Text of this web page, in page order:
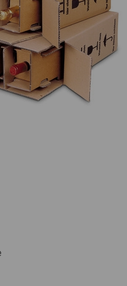
di terze parti per
Questo servizio può
Accetta di utilizzare il
questo video.